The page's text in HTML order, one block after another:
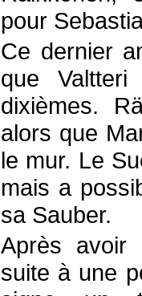
pour
Ce dernier
que
dixièmes.
alors que
le mur. Le
mais a
sa Sauber.
Après avoir
suite à une